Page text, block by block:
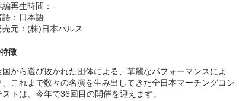
編再生時間：-
語：日本語
売元：(株)日本パルス
特徴
国から選び抜かれた団体による、華麗なパフォーマンスによ
、これまで数々の名演を生み出してきた全日本マーチングコン
ストは、今年で36回目の開催を迎えます。